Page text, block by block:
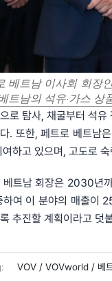
베트남 이사회 회장
트남의 석유·가스
로 탐사, 채굴부터 석
. 또한, 페트로 베트남
하고 있으며, 고도로
베트남 회장은 2030년
하여 이 분야의 매출이
추진할 계획이라고 덧
VOV / VOVworld / 베